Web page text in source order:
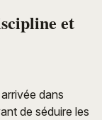
et
dans
de séduire les